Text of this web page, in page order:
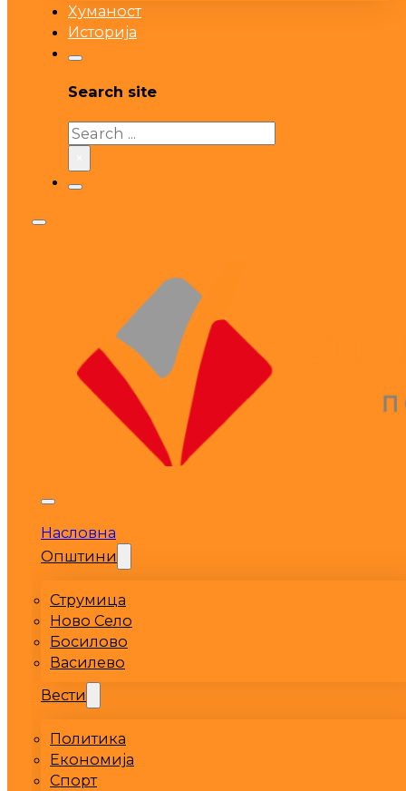
Хуманост
Историја
Search site
Search
Насловна
Општини
Струмица
Ново Село
Босилово
Василево
Вести
Политика
Економија
Спорт